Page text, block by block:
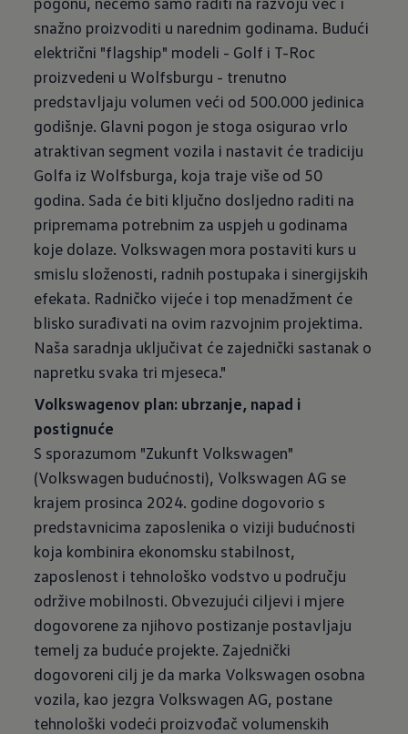
snažno proizvoditi u narednim godinama. Budući
električni "flagship" modeli - Golf i T-Roc
proizvedeni u Wolfsburgu - trenutno
predstavljaju volumen veći od 500.000 jedinica
godišnje. Glavni pogon je stoga osigurao vrlo
atraktivan segment vozila i nastavit će tradiciju
Golfa iz Wolfsburga, koja traje više od 50
godina. Sada će biti ključno dosljedno raditi na
pripremama potrebnim za uspjeh u godinama
koje dolaze. Volkswagen mora postaviti kurs u
smislu složenosti, radnih postupaka i sinergijskih
efekata. Radničko vijeće i top menadžment će
blisko surađivati na ovim razvojnim projektima.
Naša saradnja uključivat će zajednički sastanak o
napretku svaka tri mjeseca."
Volkswagenov plan: ubrzanje, napad i
postignuće
S sporazumom "Zukunft Volkswagen"
(Volkswagen budućnosti), Volkswagen AG se
krajem prosinca 2024. godine dogovorio s
predstavnicima zaposlenika o viziji budućnosti
koja kombinira ekonomsku stabilnost,
zaposlenost i tehnološko vodstvo u području
održive mobilnosti. Obvezujući ciljevi i mjere
dogovorene za njihovo postizanje postavljaju
temelj za buduće projekte. Zajednički
dogovoreni cilj je da marka Volkswagen osobna
vozila, kao jezgra Volkswagen AG, postane
tehnološki vodeći proizvođač volumenskih